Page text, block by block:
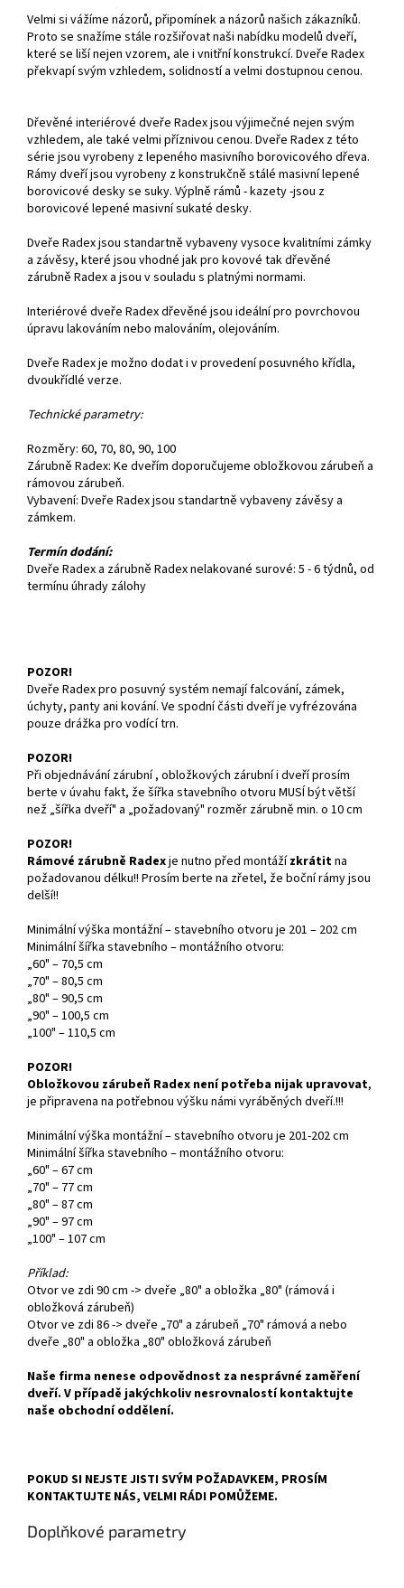
Velmi si vážíme názorů, připomínek a názorů našich zákazníků.
Proto se snažíme stále rozšiřovat naši nabídku modelů dveří,
které se liší nejen vzorem, ale i vnitřní konstrukcí. Dveře Radex
překvapí svým vzhledem, solidností a velmi dostupnou cenou.
Dřevěné interiérové dveře Radex jsou výjimečné nejen svým
vzhledem, ale také velmi příznivou cenou. Dveře Radex z této
série jsou vyrobeny z lepeného masivního borovicového dřeva.
Rámy dveří jsou vyrobeny z konstrukčně stálé masivní lepené
borovicové desky se suky. Výplně rámů - kazety -jsou z
borovicové lepené masivní sukaté desky.
Dveře Radex jsou standartně vybaveny vysoce kvalitními zámky
a závěsy, které jsou vhodné jak pro kovové tak dřevěné
zárubně Radex a jsou v souladu s platnými normami.
Interiérové dveře Radex dřevěné jsou ideální pro povrchovou
úpravu lakováním nebo malováním, olejováním.
Dveře Radex je možno dodat i v provedení posuvného křídla,
dvoukřídlé verze.
Technické parametry:
Rozměry: 60, 70, 80, 90, 100
Zárubně Radex: Ke dveřím doporučujeme obložkovou zárubeň a
rámovou zárubeň.
Vybavení: Dveře Radex jsou standartně vybaveny závěsy a
zámkem.
Termín dodání:
Dveře Radex a zárubně Radex nelakované surové: 5 - 6 týdnů, od
termínu úhrady zálohy
POZOR!
Dveře Radex pro posuvný systém nemají falcování, zámek,
úchyty, panty ani kování. Ve spodní části dveří je vyfrézována
pouze drážka pro vodící trn.
POZOR!
Při objednávání zárubní , obložkových zárubní i dveří prosím
berte v úvahu fakt, že šířka stavebního otvoru MUSÍ být větší
než „šířka dveří" a „požadovaný" rozměr zárubně min. o 10 cm
POZOR!
Rámové zárubně Radexje nutno před montážízkrátitna
požadovanou délku!! Prosím berte na zřetel, že boční rámy jsou
delší!!
Minimální výška montážní – stavebního otvoru je 201 – 202 cm
Minimální šířka stavebního – montážního otvoru:
„60" – 70,5 cm
„70" – 80,5 cm
„80" – 90,5 cm
„90" – 100,5 cm
„100" – 110,5 cm
POZOR!
Obložkovou zárubeň Radex není potřeba nijak upravovat,
je připravena na potřebnou výšku námi vyráběných dveří.!!!
Minimální výška montážní – stavebního otvoru je 201-202 cm
Minimální šířka stavebního – montážního otvoru:
„60" – 67 cm
„70" – 77 cm
„80" – 87 cm
„90" – 97 cm
„100" – 107 cm
Příklad:
Otvor ve zdi 90 cm -> dveře „80" a obložka „80" (rámová i
obložková zárubeň)
Otvor ve zdi 86 -> dveře „70" a zárubeň „70" rámová a nebo
dveře „80" a obložka „80" obložková zárubeň
Naše firma nenese odpovědnost za nesprávné zaměření
dveří. V případě jakýchkoliv nesrovnalostí kontaktujte
naše obchodní oddělení.
POKUD SI NEJSTE JISTI SVÝM POŽADAVKEM, PROSÍM
KONTAKTUJTE NÁS, VELMI RÁDI POMŮŽEME.
Doplňkové parametry